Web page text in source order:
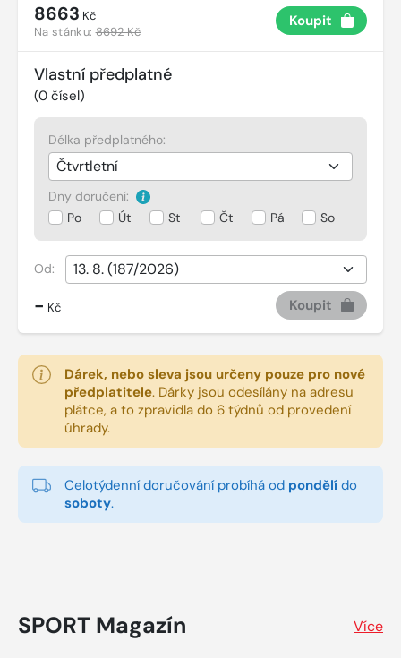
8663 Kč
Na stánku:8692 Kč
Koupit
Vlastní předplatné
(0 čísel)
Délka předplatného:
Dny doručení:
Po
Út St Čt Pá So
Od:
- Kč Koupit
Dárek, nebo sleva jsou určeny pouze pro nové
předplatitele. Dárky jsou odesílány na adresu
plátce, a to zpravidla do 6 týdnů od provedení
úhrady.
Celotýdenní doručování probíhá od pondělí do
soboty.
SPORT Magazín Více